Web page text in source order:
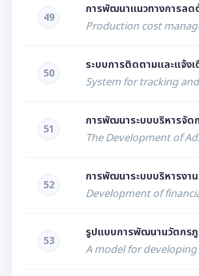
49
การพัฒนาแนวทางการลด
Production cost
50
ระบบการติดตามและแจ้ง
System for tracking
51
การพัฒนาระบบบริหารจัด
The Development of
52
การพัฒนาระบบบริหารงา
Development of
53
รูปแบบการพัฒนานวัตกร
A model for